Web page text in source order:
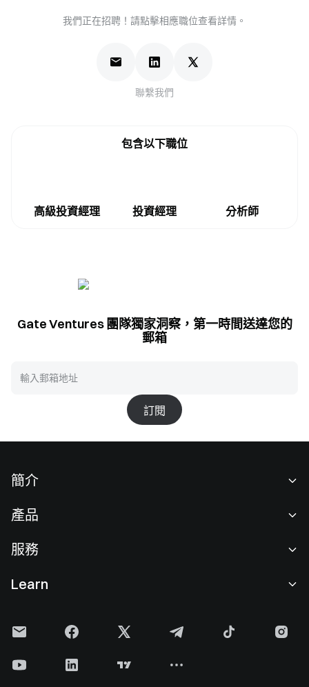
我們正在招聘！請點擊相應職位查看詳情。
聯繫我們
包含以下職位
高級投資經理 投資經理 分析師
Gate Ventures 團隊獨家洞察，第一時間送達您的
郵箱
訂閱
簡介
新聞中心
Cookie 政策
產品
現貨交易
理財中心
服務
費率標準
Learn
Gate 快訊